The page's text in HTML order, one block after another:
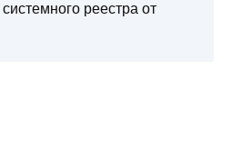
реестра от